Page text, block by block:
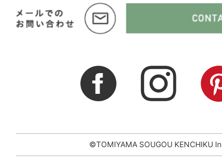
©TOMIYAMA SOUGOU KENCHIKU